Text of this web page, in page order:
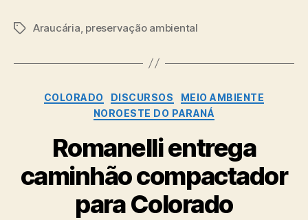
TagsAraucária, preservação ambiental
Categorias
COLORADO DISCURSOS
MEIO AMBIENTE
NOROESTE DO PARANÁ
Romanelli entrega
caminhão compactador
para Colorado